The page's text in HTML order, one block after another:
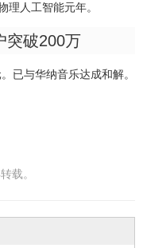
理人工智能元年。
突破200万
已与华纳音乐达成和解。
载。